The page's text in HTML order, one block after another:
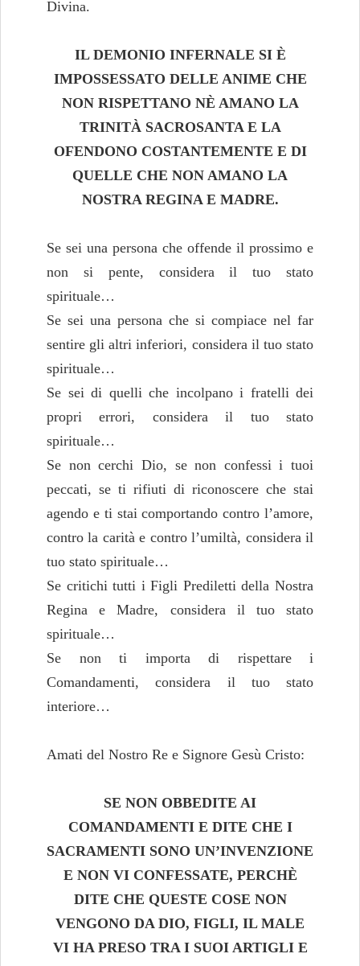
Divina.
IL DEMONIO INFERNALE SI È
IMPOSSESSATO DELLE ANIME CHE
NON RISPETTANO NÈ AMANO LA
TRINITÀ SACROSANTA E LA
OFENDONO COSTANTEMENTE E DI
QUELLE CHE NON AMANO LA
NOSTRA REGINA E MADRE.
Se sei una persona che offende il prossimo e
non si pente, considera il tuo stato
spirituale…
Se sei una persona che si compiace nel far
sentire gli altri inferiori, considera il tuo stato
spirituale…
Se sei di quelli che incolpano i fratelli dei
propri errori, considera il tuo stato
spirituale…
Se non cerchi Dio, se non confessi i tuoi
peccati, se ti rifiuti di riconoscere che stai
agendo e ti stai comportando contro l’amore,
contro la carità e contro l’umiltà, considera il
tuo stato spirituale…
Se critichi tutti i Figli Prediletti della Nostra
Regina e Madre, considera il tuo stato
spirituale…
Se non ti importa di rispettare i
Comandamenti, considera il tuo stato
interiore…
Amati del Nostro Re e Signore Gesù Cristo:
SE NON OBBEDITE AI
COMANDAMENTI E DITE CHE I
SACRAMENTI SONO UN’INVENZIONE
E NON VI CONFESSATE, PERCHÈ
DITE CHE QUESTE COSE NON
VENGONO DA DIO, FIGLI, IL MALE
VI HA PRESO TRA I SUOI ARTIGLI E